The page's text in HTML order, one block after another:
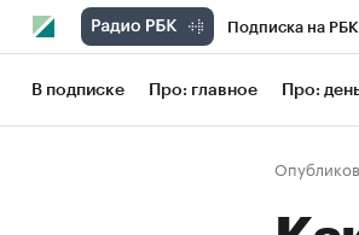
Подписка на РБК
Школа
В подписке Про: главное Про: